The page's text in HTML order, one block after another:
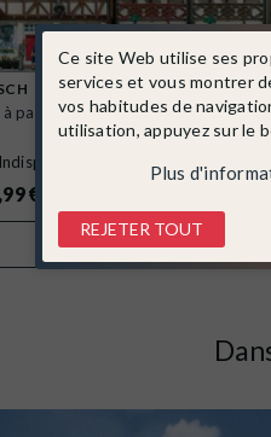
Ref. 1700
à patiner pour matériel roulant ou...
Indisponible
€
DÉTAIL
Ce site Web utilise ses
services et vous montrer
vos habitudes de
utilisation, appuyez sur le
Plus
REJETER TOUT